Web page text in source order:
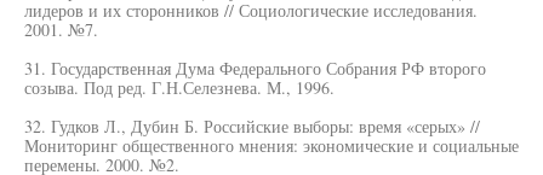
лидеров и их сторонников // Социологические исследования.
2001. №7.
31. Государственная Дума Федерального Собрания РФ второго
созыва. Под ред. Г.Н.Селезнева. М., 1996.
32. Гудков Л., Дубин Б. Российские выборы: время «серых» //
Мониторинг общественного мнения: экономические и социальные
перемены. 2000. №2.